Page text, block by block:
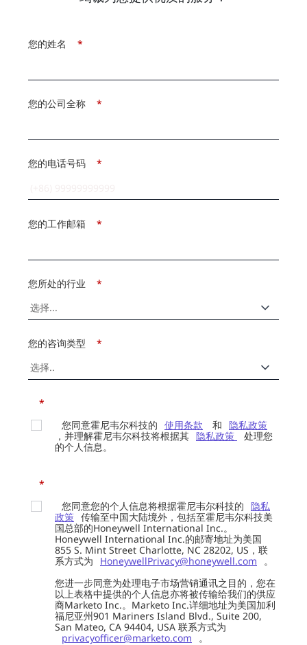
*
您的姓名
*
您的公司全称
*
您的电话号码
*
您的工作邮箱
*
您所处的行业
*
您的咨询类型
*
您同意霍尼韦尔科技的 使用条款 和 隐私政策
，并理解霍尼韦尔科技将根据其 隐私政策
处理您
的个人信息。
*
您同意您的个人信息将根据霍尼韦尔科技的 隐私
政策 传输至中国大陆境外，包括至霍尼韦尔科技美
国总部的Honeywell International Inc.。
Honeywell International Inc.的邮寄地址为美国
855 S. Mint Street Charlotte, NC 28202, US，联
系方式为
HoneywellPrivacy@honeywell.com
。
您进一步同意为处理电子市场营销通讯之目的，您在
以上表格中提供的个人信息亦将被传输给我们的供应
商Marketo Inc.。Marketo Inc.详细地址为美国加利
福尼亚州901 Mariners Island Blvd., Suite 200,
San Mateo, CA 94404, USA 联系方式为
privacyofficer@marketo.com
。